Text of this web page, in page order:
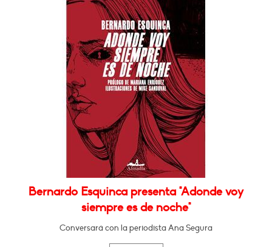
Bernardo Esquinca presenta "Adonde voy
siempre es de noche"
Conversará con la periodista Ana Segura